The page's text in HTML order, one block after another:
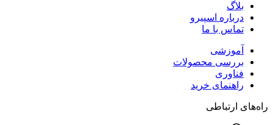
بلاگ
درباره اسپیرو
تماس با ما
آموزشی
بررسی محصولات
فناوری
راهنمای خرید
راه‌های ارتباطی